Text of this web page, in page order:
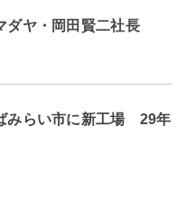
ダヤ・岡田賢二社長
みらい市に新工場 29年